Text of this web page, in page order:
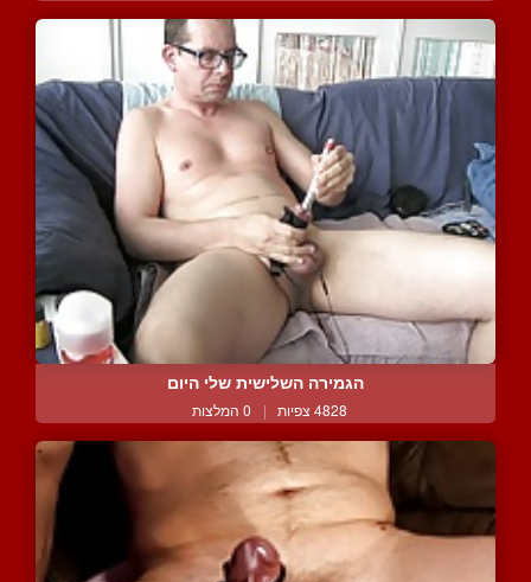
הגמירה השלישית שלי היום
4828 צפיות | 0 המלצות